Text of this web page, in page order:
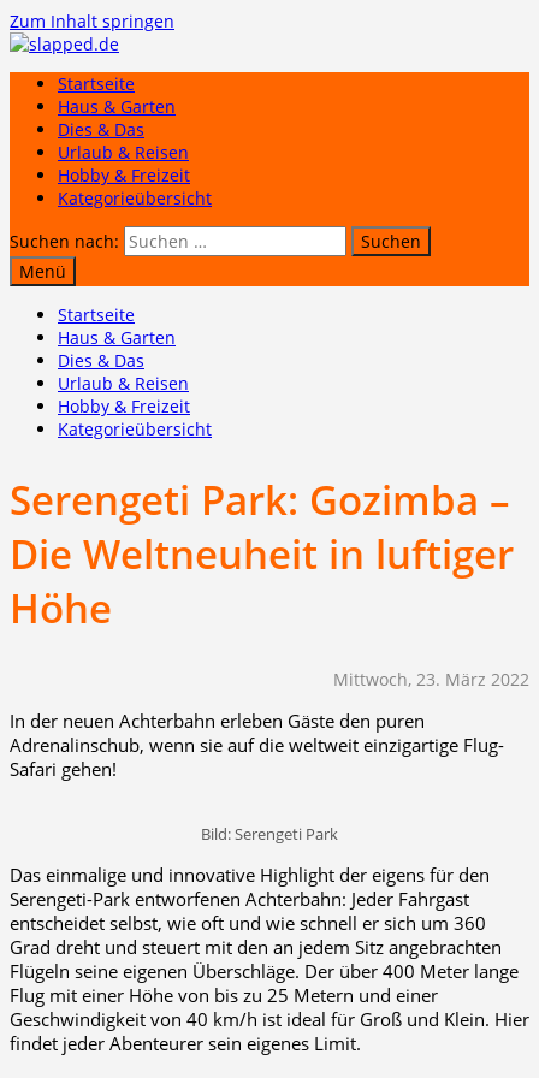
Zum Inhalt springen
Startseite
Haus & Garten
Dies & Das
Urlaub & Reisen
Hobby & Freizeit
Kategorieübersicht
Suchen nach:
Menü
Startseite
Haus & Garten
Dies & Das
Urlaub & Reisen
Hobby & Freizeit
Kategorieübersicht
Serengeti Park: Gozimba –
Die Weltneuheit in luftiger
Höhe
Mittwoch, 23. März 2022
In der neuen Achterbahn erleben Gäste den puren
Adrenalinschub, wenn sie auf die weltweit einzigartige Flug-
Safari gehen!
Bild: Serengeti Park
Das einmalige und innovative Highlight der eigens für den
Serengeti-Park entworfenen Achterbahn: Jeder Fahrgast
entscheidet selbst, wie oft und wie schnell er sich um 360
Grad dreht und steuert mit den an jedem Sitz angebrachten
Flügeln seine eigenen Überschläge. Der über 400 Meter lange
Flug mit einer Höhe von bis zu 25 Metern und einer
Geschwindigkeit von 40 km/h ist ideal für Groß und Klein. Hier
findet jeder Abenteurer sein eigenes Limit.